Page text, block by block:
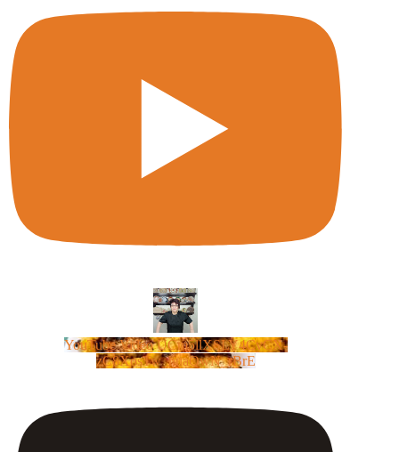
YouTube Video UCm5llXSLY4CyCX-
zC8XosTw_huaQwN_rBrE